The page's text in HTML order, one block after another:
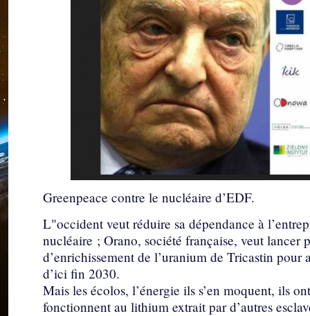
Greenpeace contre le nucléaire d’EDF.
L"occident veut réduire sa dépendance à
nucléaire ; Orano, société française, veut lancer
d’enrichissement de l’uranium de Tricastin
d’ici fin 2030.
Mais les écolos, l’énergie ils s’en moquent, ils
fonctionnent au lithium extrait par d’autres